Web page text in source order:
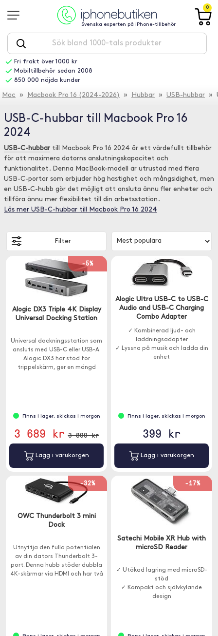
Svenska experten på iPhone-tillbehör
0
Fri frakt över 1000 kr
Mobiltillbehör sedan 2008
850 000 nöjda kunder
Mac » Macbook Pro 16 (2024-2026) » Hubbar » USB-hubbar »
USB-C-hubbar till Macbook Pro 16
2024
USB-C-hubbar till Macbook Pro 16 2024 är ett värdefullt tillbehör
för att maximera datorns anslutningskapacitet och
funktionalitet. Denna MacBook-modell är utrustad med flera
USB-C-portar som erbjuder hög hastighet och mångsidighet, men
en USB-C-hubb gör det möjligt att ansluta ännu fler enheter och
tillföra ännu mer flexibilitet till din arbetsstation.
Läs mer USB-C-hubbar till Macbook Pro 16 2024
Filter
-5%
Alogic DX3 Triple 4K Display
Universal Docking Station
Universal dockningsstation som
ansluts med USB-C eller USB-A.
Alogic DX3 har stöd för
trippelskärm, ger en mängd
Finns i lager, skickas i morgon
3 689 kr 3 899 kr
Lägg i varukorgen
Alogic Ultra USB-C to USB-C
Audio and USB-C Charging
Combo Adapter
✓ Kombinerad ljud- och
laddningsadapter
✓ Lyssna på musik och ladda din
enhet
Finns i lager, skickas i morgon
399 kr
Lägg i varukorgen
-32%
OWC Thunderbolt 3 mini
Dock
Utnyttja den fulla potentialen
av din dators Thunderbolt 3-
port. Denna hubb stöder dubbla
4K-skärmar via HDMI och har två
-17%
Satechi Mobile XR Hub with
microSD Reader
✓ Utökad lagring med microSD-
stöd
✓ Kompakt och självkylande
design